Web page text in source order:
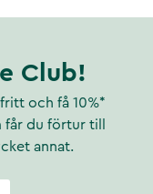
Club!
och få 10%*
du förtur till
annat.